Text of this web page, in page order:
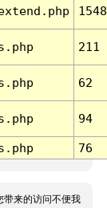
1548
211
62
94
76
带来的访问不便我